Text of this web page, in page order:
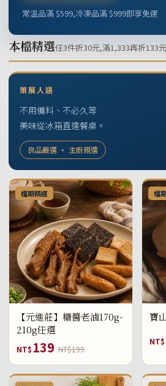
常溫品滿 $599,冷凍品滿 $999即享免運
本檔精選任3件折30元,滿1,333再折133元
策展人語
不用備料、不必久等
美味從冰箱直達餐桌。
良品嚴選 · 主廚親選
檔期精選
【元進莊】糖醬老滷170g-
210g任選
NT$ 139 NT$199
檔
寶
NT$